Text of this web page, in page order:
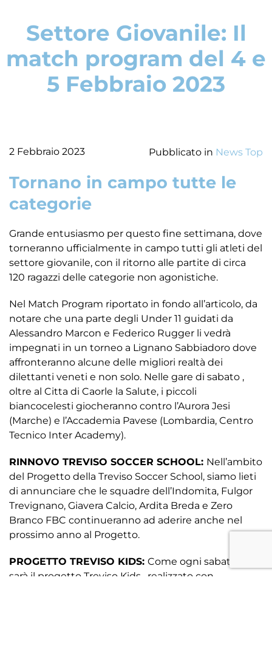
Settore Giovanile: Il
match program del 4 e
5 Febbraio 2023
2 Febbraio 2023 Pubblicato in News Top
Tornano in campo tutte le
categorie
Grande entusiasmo per questo fine settimana, dove
torneranno ufficialmente in campo tutti gli atleti del
settore giovanile, con il ritorno alle partite di circa
120 ragazzi delle categorie non agonistiche.
Nel Match Program riportato in fondo all’articolo, da
notare che una parte degli Under 11 guidati da
Alessandro Marcon e Federico Rugger li vedrà
impegnati in un torneo a Lignano Sabbiadoro dove
affronteranno alcune delle migliori realtà dei
dilettanti veneti e non solo. Nelle gare di sabato ,
oltre al Citta di Caorle la Salute, i piccoli
biancocelesti giocheranno contro l’Aurora Jesi
(Marche) e l’Accademia Pavese (Lombardia, Centro
Tecnico Inter Academy).
RINNOVO TREVISO SOCCER SCHOOL: Nell’ambito
del Progetto della Treviso Soccer School, siamo lieti
di annunciare che le squadre dell’Indomita, Fulgor
Trevignano, Giavera Calcio, Ardita Breda e Zero
Branco FBC continueranno ad aderire anche nel
prossimo anno al Progetto.
PROGETTO TREVISO KIDS: Come ogni sabato ci
sarà il progetto Treviso Kids , realizzato con